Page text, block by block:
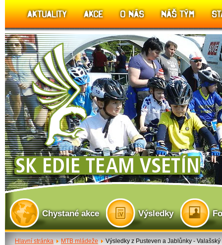
AKTUALITY AKCE O NÁS NÁŠ TÝM
Chystané akce Výsledky
Hlavní stránka MTB mládeže Výsledky z Pusteven a Jablůnky -